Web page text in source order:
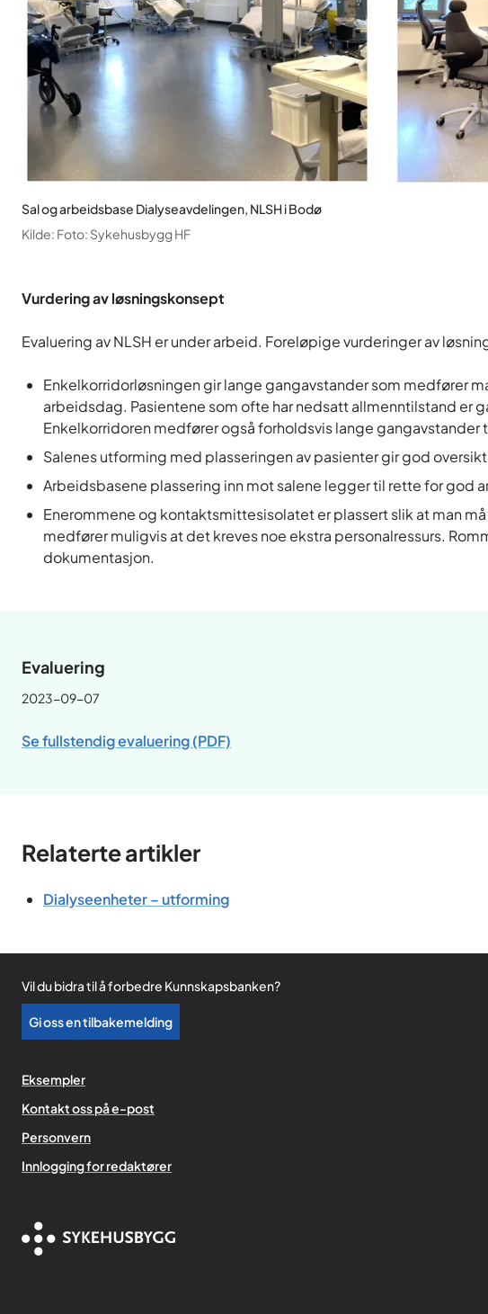
Sal og arbeidsbase Dialyseavdelingen, NLSH i Bodø
Kilde: Foto: Sykehusbygg HF
Vurdering av løsningskonsept
Evaluering av NLSH er under arbeid. Foreløpige vurderinger av
Enkelkorridorløsningen gir lange gangavstander som medfører
arbeidsdag. Pasientene som ofte har nedsatt allmenntilstand er
Enkelkorridoren medfører også forholdsvis lange gangavstander
Salenes utforming med plasseringen av pasienter gir god
Arbeidsbasene plassering inn mot salene legger til rette for god
Enerommene og kontaktsmittesisolatet er plassert slik at man
medfører muligvis at det kreves noe ekstra personalressurs.
dokumentasjon.
Evaluering
2023-09-07
Se fullstendig evaluering (PDF)
Relaterte artikler
Dialyseenheter – utforming
Vil du bidra til å forbedre Kunnskapsbanken?
Gi oss en tilbakemelding
Eksempler
Kontakt oss på e-post
Personvern
Innlogging for redaktører